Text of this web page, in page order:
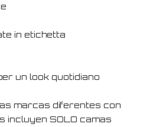
in etichetta
un look quotidiano
marcas diferentes con
incluyen SOLO camas